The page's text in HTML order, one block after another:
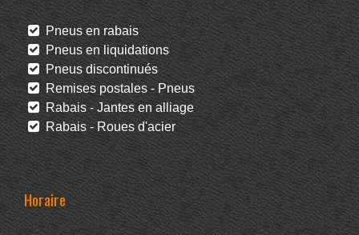
Pneus en rabais
Pneus en liquidations
Pneus discontinués
Remises postales - Pneus
Rabais - Jantes en alliage
Rabais - Roues d'acier
Horaire